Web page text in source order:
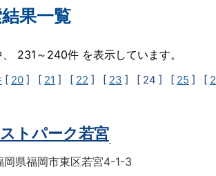
果一覧
231～240件 を表示しています。
[ 20 ] [ 21 ] [ 22 ] [ 23 ] [ 24 ] [ 25 ] [
ストパーク若宮
岡県福岡市東区若宮4-1-3